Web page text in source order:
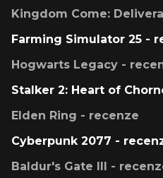
Kingdom Come:
Farming Simulator 25 -
Hogwarts Legacy -
Stalker 2: Heart of
Elden Ring - recenze
Cyberpunk 2077 -
Baldur's Gate III -